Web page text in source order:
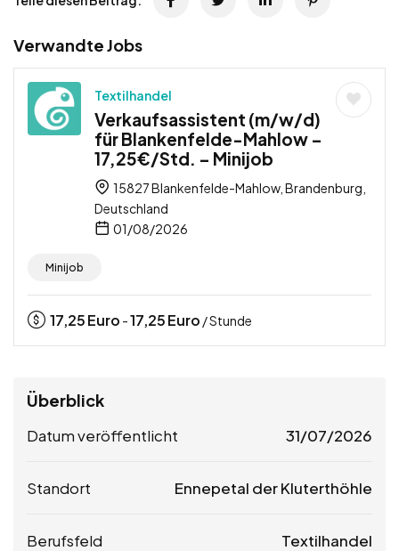
Verwandte Jobs
Textilhandel
Verkaufsassistent (m/w/d)
für Blankenfelde-Mahlow –
17,25€/Std. – Minijob
15827 Blankenfelde-Mahlow, Brandenburg,
Deutschland
01/08/2026
Minijob
17,25Euro -17,25Euro / Stunde
Überblick
Datum veröffentlicht 31/07/2026
Standort Ennepetal der Kluterthöhle
Berufsfeld Textilhandel